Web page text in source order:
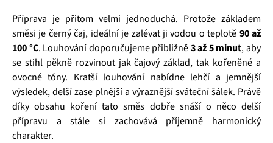
Příprava je přitom velmi jednoduchá. Protože základem
směsi je černý čaj, ideální je zalévat ji vodou o teplotě 90 až
100 °C. Louhování doporučujeme přibližně3 až 5 minut, aby
se stihl pěkně rozvinout jak čajový základ, tak kořeněné a
ovocné tóny. Kratší louhování nabídne lehčí a jemnější
výsledek, delší zase plnější a výraznější sváteční šálek. Právě
díky obsahu koření tato směs dobře snáší o něco delší
přípravu a stále si zachovává příjemně harmonický
charakter.